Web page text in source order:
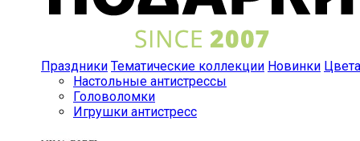
Праздники Тематические коллекции Новинки Цвета
Настольные антистрессы
Головоломки
Игрушки антистресс